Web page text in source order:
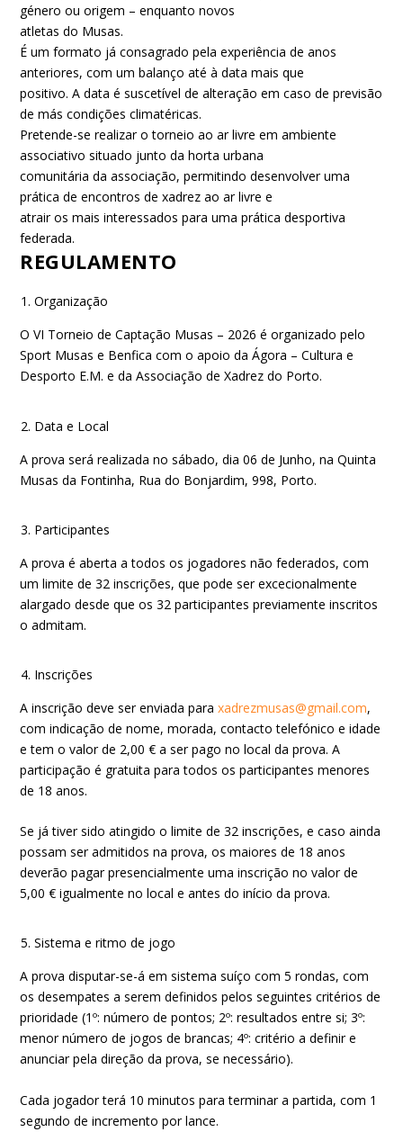
género ou origem – enquanto novos
atletas do Musas.
É um formato já consagrado pela experiência de anos
anteriores, com um balanço até à data mais que
positivo. A data é suscetível de alteração em caso de previsão
de más condições climatéricas.
Pretende-se realizar o torneio ao ar livre em ambiente
associativo situado junto da horta urbana
comunitária da associação, permitindo desenvolver uma
prática de encontros de xadrez ao ar livre e
atrair os mais interessados para uma prática desportiva
federada.
REGULAMENTO
Organização
O VI Torneio de Captação Musas – 2026 é organizado pelo
Sport Musas e Benfica com o apoio da Ágora – Cultura e
Desporto E.M. e da Associação de Xadrez do Porto.
Data e Local
A prova será realizada no sábado, dia 06 de Junho, na Quinta
Musas da Fontinha, Rua do Bonjardim, 998, Porto.
Participantes
A prova é aberta a todos os jogadores não federados, com
um limite de 32 inscrições, que pode ser excecionalmente
alargado desde que os 32 participantes previamente inscritos
o admitam.
Inscrições
A inscrição deve ser enviada paraxadrezmusas@gmail.com,
com indicação de nome, morada, contacto telefónico e idade
e tem o valor de 2,00 € a ser pago no local da prova. A
participação é gratuita para todos os participantes menores
de 18 anos.
Se já tiver sido atingido o limite de 32 inscrições, e caso ainda
possam ser admitidos na prova, os maiores de 18 anos
deverão pagar presencialmente uma inscrição no valor de
5,00 € igualmente no local e antes do início da prova.
Sistema e ritmo de jogo
A prova disputar-se-á em sistema suíço com 5 rondas, com
os desempates a serem definidos pelos seguintes critérios de
prioridade (1º: número de pontos; 2º: resultados entre si; 3º:
menor número de jogos de brancas; 4º: critério a definir e
anunciar pela direção da prova, se necessário).
Cada jogador terá 10 minutos para terminar a partida, com 1
segundo de incremento por lance.